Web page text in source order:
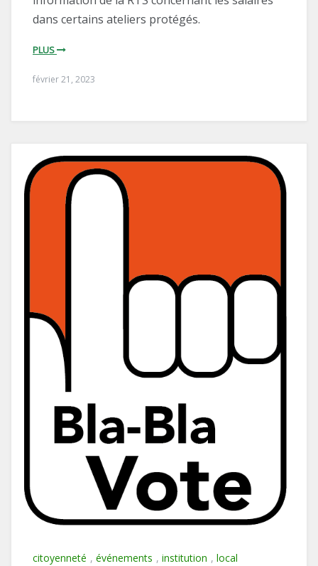
dans certains ateliers protégés.
PLUS
février 21, 2023
citoyenneté , événements , institution , local